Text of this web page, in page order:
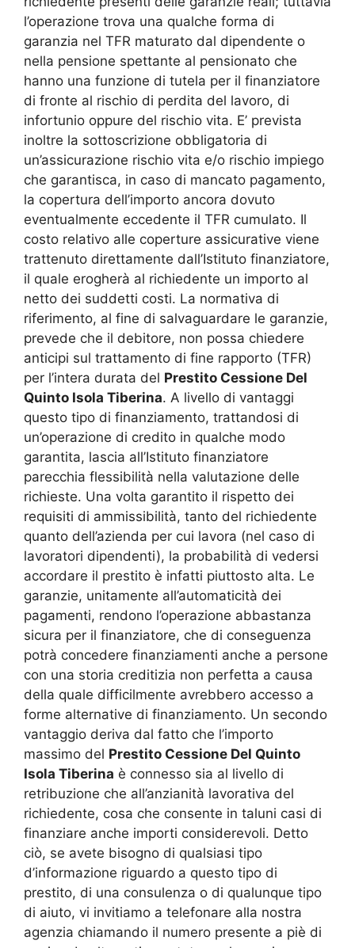
l’operazione trova una qualche forma di
garanzia nel TFR maturato dal dipendente o
nella pensione spettante al pensionato che
hanno una funzione di tutela per il finanziatore
di fronte al rischio di perdita del lavoro, di
infortunio oppure del rischio vita. E’ prevista
inoltre la sottoscrizione obbligatoria di
un’assicurazione rischio vita e/o rischio impiego
che garantisca, in caso di mancato pagamento,
la copertura dell’importo ancora dovuto
eventualmente eccedente il TFR cumulato. Il
costo relativo alle coperture assicurative viene
trattenuto direttamente dall’Istituto finanziatore,
il quale erogherà al richiedente un importo al
netto dei suddetti costi. La normativa di
riferimento, al fine di salvaguardare le garanzie,
prevede che il debitore, non possa chiedere
anticipi sul trattamento di fine rapporto (TFR)
per l’intera durata del Prestito Cessione Del
Quinto Isola Tiberina. A livello di vantaggi
questo tipo di finanziamento, trattandosi di
un’operazione di credito in qualche modo
garantita, lascia all’Istituto finanziatore
parecchia flessibilità nella valutazione delle
richieste. Una volta garantito il rispetto dei
requisiti di ammissibilità, tanto del richiedente
quanto dell’azienda per cui lavora (nel caso di
lavoratori dipendenti), la probabilità di vedersi
accordare il prestito è infatti piuttosto alta. Le
garanzie, unitamente all’automaticità dei
pagamenti, rendono l’operazione abbastanza
sicura per il finanziatore, che di conseguenza
potrà concedere finanziamenti anche a persone
con una storia creditizia non perfetta a causa
della quale difficilmente avrebbero accesso a
forme alternative di finanziamento. Un secondo
vantaggio deriva dal fatto che l’importo
massimo del Prestito Cessione Del Quinto
Isola Tiberina è connesso sia al livello di
retribuzione che all’anzianità lavorativa del
richiedente, cosa che consente in taluni casi di
finanziare anche importi considerevoli. Detto
ciò, se avete bisogno di qualsiasi tipo
d’informazione riguardo a questo tipo di
prestito, di una consulenza o di qualunque tipo
di aiuto, vi invitiamo a telefonare alla nostra
agenzia chiamando il numero presente a piè di